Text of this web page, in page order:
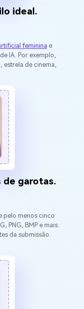
ideal.
feminina e
IA. Por exemplo,
de cinema,
de garotas.
pelo menos cinco
PNG, BMP e mais.
da submissão.